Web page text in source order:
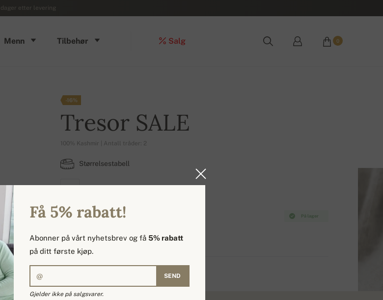
etter levering
Menn Tilbehør Salg 0
-16%
Tresor SALE
100% Kashmir | Antall tråder: 2
Størrelsestabell
På lager
TILGJENGELIGE FARGER
Få 5% rabatt!
Abonner på vårt nyhetsbrev og få 5% rabatt
på ditt første kjøp.
SEND
Gjelder ikke på salgsvarer.